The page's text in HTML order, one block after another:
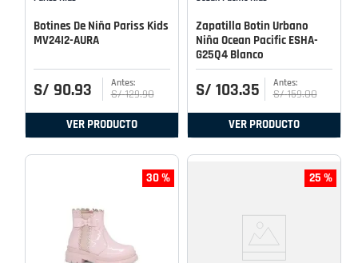
Botines De Niña Pariss Kids
MV24I2-AURA
S/ 90.93 S/ 129.90
VER PRODUCTO
Zapatilla Botin Urbano
Niña Ocean Pacific ESHA-
G25Q4 Blanco
S/ 103.35 S/ 159.00
VER PRODUCTO
30 % 25 %